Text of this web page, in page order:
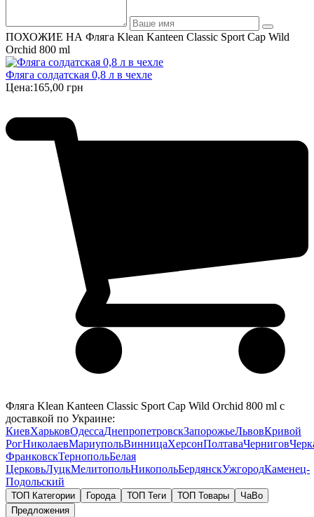
ПОХОЖИЕ НА Фляга Klean Kanteen Classic Sport Cap Wild
Orchid 800 ml
Фляга солдатская 0,8 л в чехле
Цена:165,00 грн
Фляга Klean Kanteen Classic Sport Cap Wild Orchid 800 ml с
доставкой по Украине:
КиевХарьковОдессаДнепропетровскЗапорожьеЛьвовКривой
РогНиколаевМариупольВинницаХерсонПолтаваЧернигов
ФранковскТернопольБелая
ЦерковьЛуцкМелитопольНикопольБердянскУжгородКаменец-
Подольский
ТОП Категории Города ТОП Теги ТОП Товары
ЧаВо
Предложения